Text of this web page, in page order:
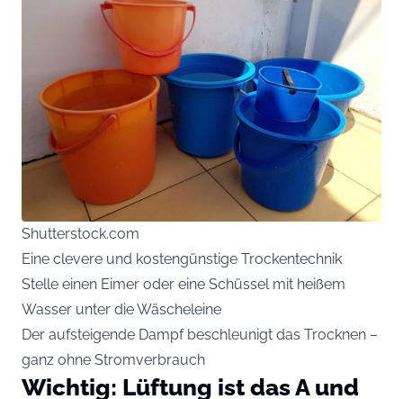
Shutterstock.com
Eine clevere und kostengünstige Trockentechnik
Stelle einen Eimer oder eine Schüssel mit heißem
Wasser unter die Wäscheleine
Der aufsteigende Dampf beschleunigt das Trocknen –
ganz ohne Stromverbrauch
Wichtig: Lüftung ist das A und